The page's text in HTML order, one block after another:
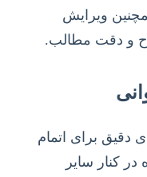
ویرایش
و دقت مطالب.
دقیق برای اتمام
در کنار سایر